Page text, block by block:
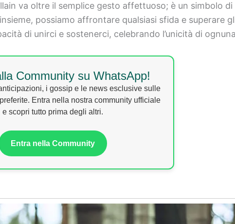
va oltre il semplice gesto affettuoso; è un simbolo
possiamo affrontare qualsiasi sfida e superare
di unirci e sostenerci, celebrando l’unicità di
Community su WhatsApp!
i gossip e le news esclusive sulle
Entra nella nostra community ufficiale
e scopri tutto prima degli altri.
Entra nella Community